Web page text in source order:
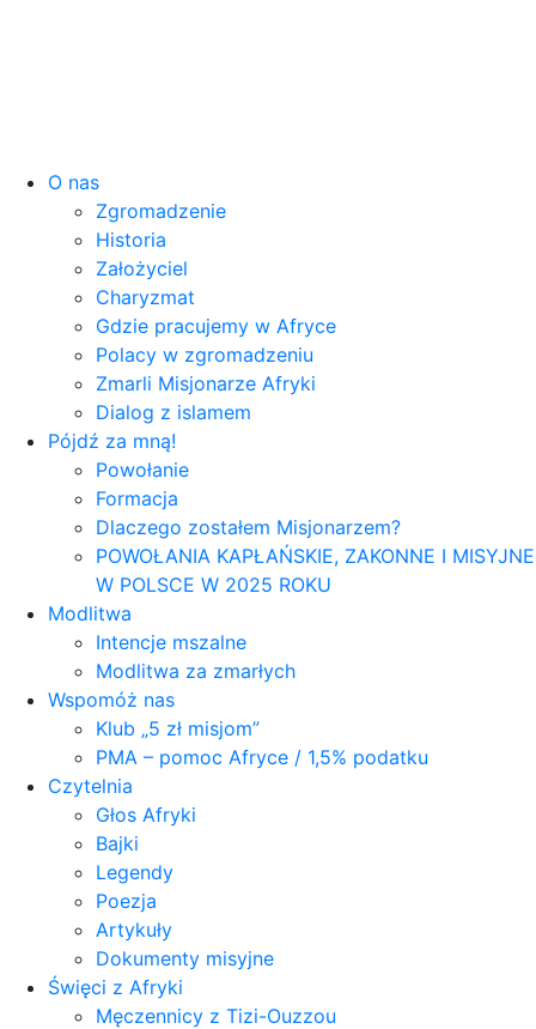
O nas
Zgromadzenie
Historia
Założyciel
Charyzmat
Gdzie pracujemy w Afryce
Polacy w zgromadzeniu
Zmarli Misjonarze Afryki
Dialog z islamem
Pójdź za mną!
Powołanie
Formacja
Dlaczego zostałem Misjonarzem?
POWOŁANIA KAPŁAŃSKIE, ZAKONNE I MISYJNE
W POLSCE W 2025 ROKU
Modlitwa
Intencje mszalne
Modlitwa za zmarłych
Wspomóż nas
Klub „5 zł misjom”
PMA – pomoc Afryce / 1,5% podatku
Czytelnia
Głos Afryki
Bajki
Legendy
Poezja
Artykuły
Dokumenty misyjne
Święci z Afryki
Męczennicy z Tizi-Ouzzou